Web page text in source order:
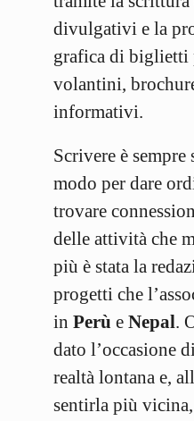
divulgativi e la
grafica di biglietti
volantini,
informativi.
Scrivere è sempre
modo per dare
trovare
delle attività che
più è stata la
progetti che
in Perù e Nepal.
dato l’occasione
realtà lontana e,
sentirla più